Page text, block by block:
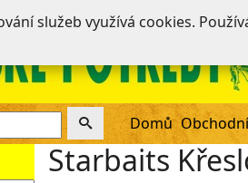
Domů
Starbaits
služeb využívá cookies.